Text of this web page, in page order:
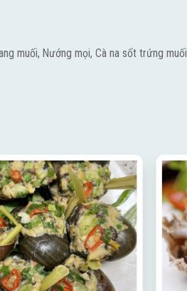
muối, Nướng mọi, Cà na sốt trứng muối